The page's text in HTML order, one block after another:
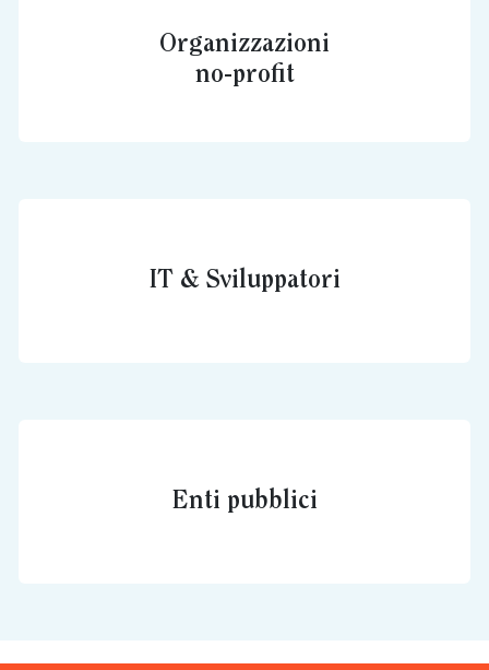
Organizzazioni
no-profit
IT & Sviluppatori
Enti pubblici